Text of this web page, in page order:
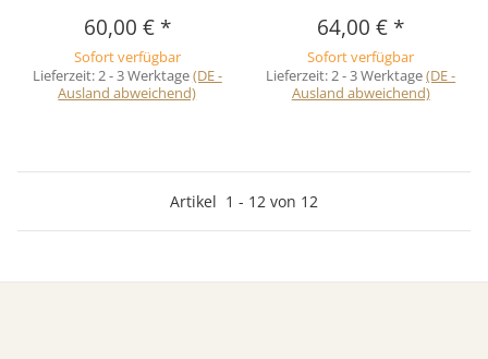
60,00 € *
Sofort verfügbar
Lieferzeit:2 - 3 Werktage(DE -
Ausland abweichend)
64,00 € *
Sofort verfügbar
Lieferzeit:2 - 3 Werktage(DE -
Ausland abweichend)
Artikel 1 - 12 von 12